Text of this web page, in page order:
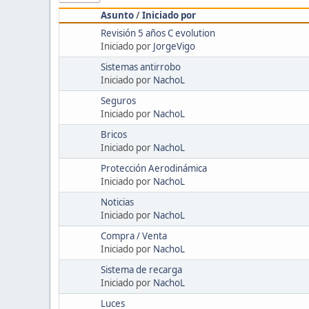
Asunto/Iniciado por
Revisión 5 años C evolution
Iniciado por JorgeVigo
Sistemas antirrobo
Iniciado por NachoL
Seguros
Iniciado por NachoL
Bricos
Iniciado por NachoL
Protección Aerodinámica
Iniciado por NachoL
Noticias
Iniciado por NachoL
Compra / Venta
Iniciado por NachoL
Sistema de recarga
Iniciado por NachoL
Luces